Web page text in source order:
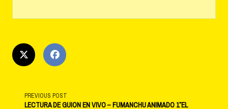
<span
PREVIOUS POST
LECTURA DE GUIÓN EN VIVO – FUMANCHU ANIMADO 1″EL